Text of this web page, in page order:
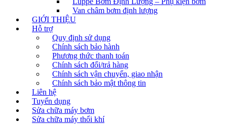
Van châm bơm định lượng
GIỚI THIỆU
Hỗ trợ
Quy định sử dụng
Chính sách bảo hành
Phương thức thanh toán
Chính sách đổi/trả hàng
Chính sách vận chuyển, giao nhận
Chính sách bảo mật thông tin
Liên hệ
Tuyển dụng
Sửa chữa máy bơm
Sửa chữa máy thổi khí